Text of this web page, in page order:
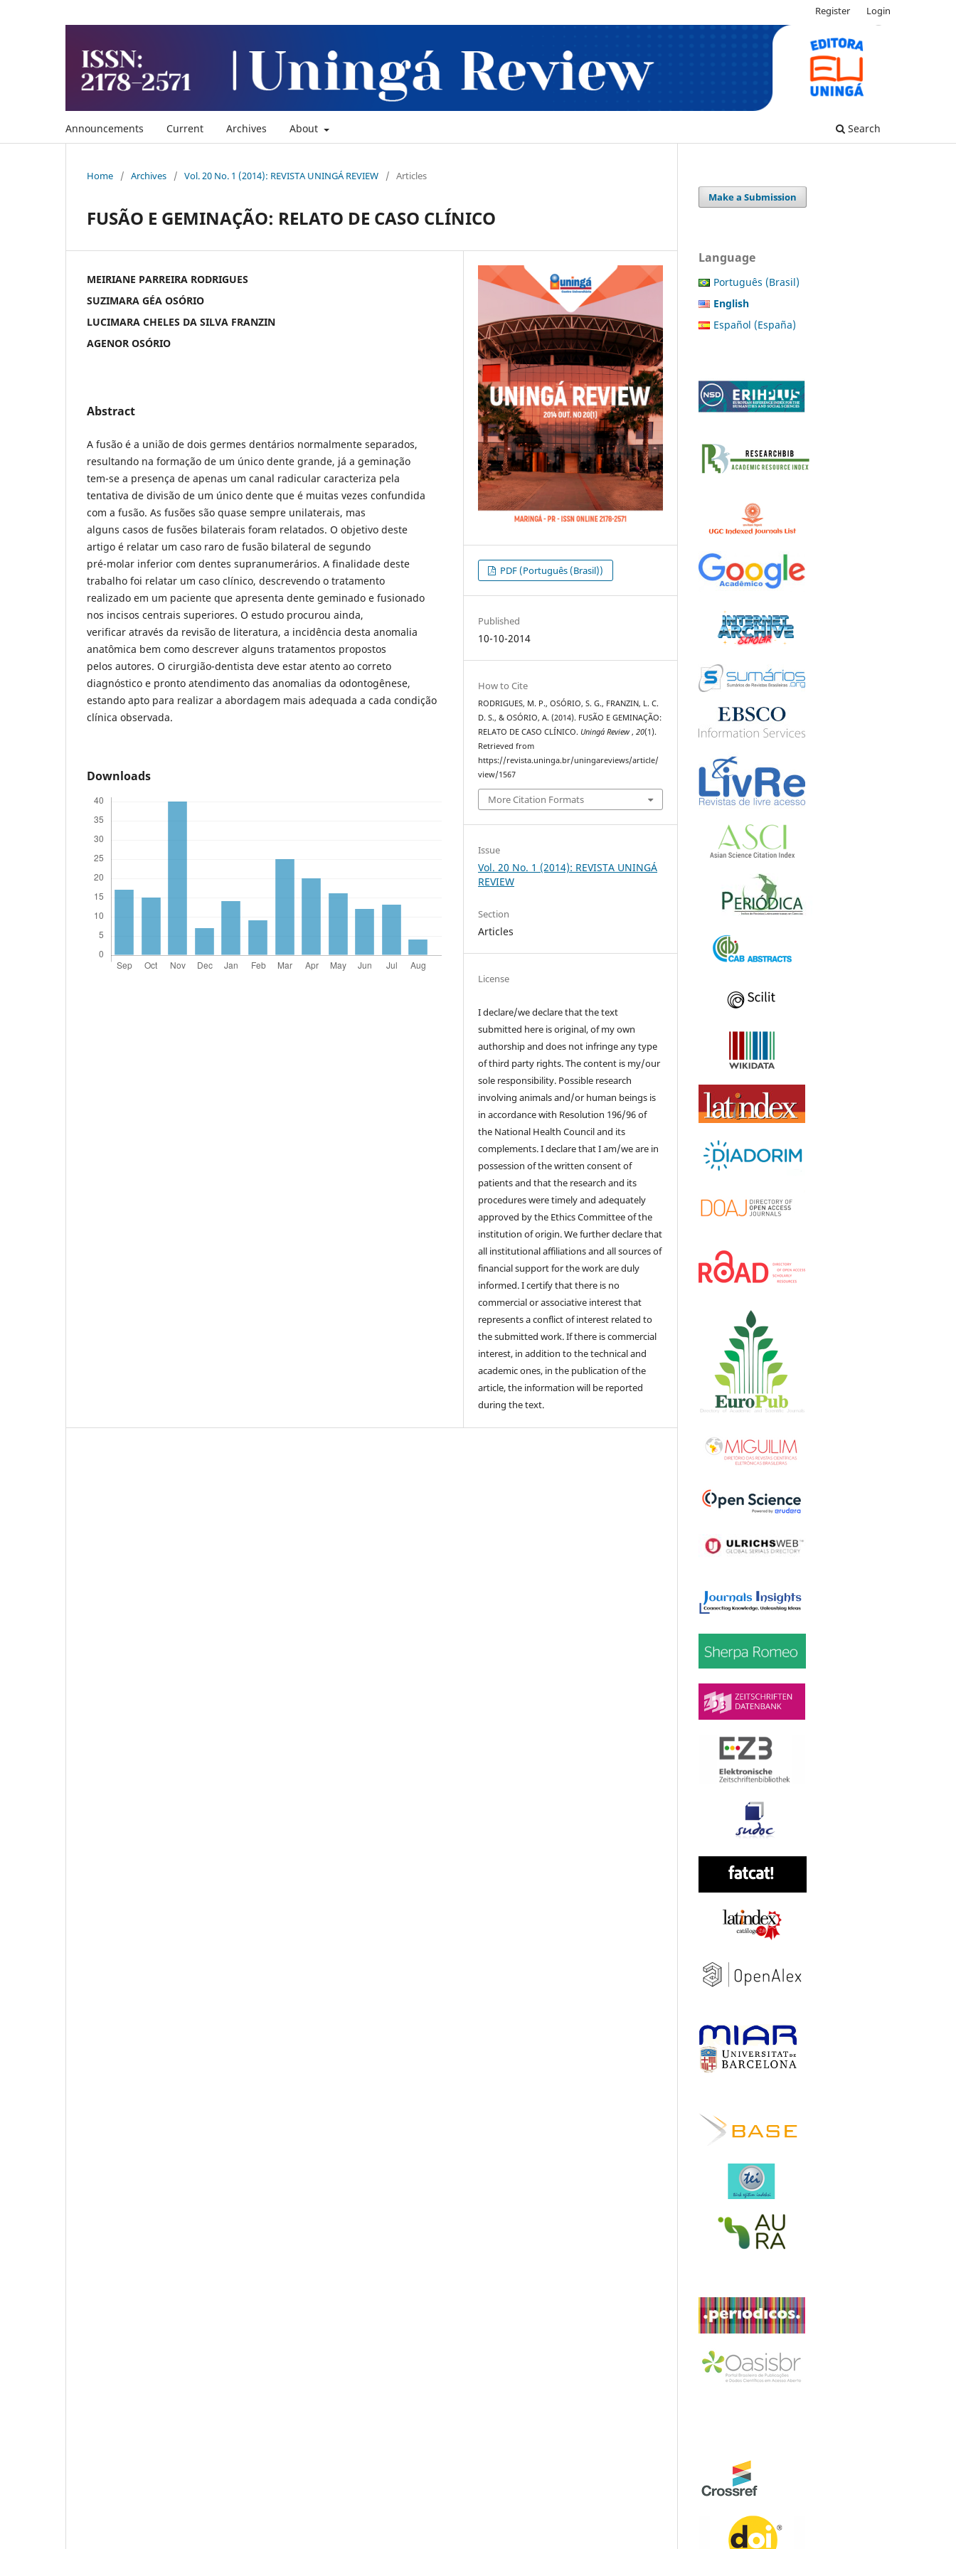
Announcements Current Archives About Search
Register Login
Home / Archives / Vol. 20 No. 1 (2014): REVISTA UNINGÁ REVIEW / Articles
FUSÃO E GEMINAÇÃO: RELATO DE CASO CLÍNICO
MEIRIANE PARREIRA RODRIGUES
SUZIMARA GÉA OSÓRIO
LUCIMARA CHELES DA SILVA FRANZIN
AGENOR OSÓRIO
Abstract
A fusão é a união de dois germes dentários normalmente separados,
resultando na formação de um único dente grande, já a geminação
tem-se a presença de apenas um canal radicular caracteriza pela
tentativa de divisão de um único dente que é muitas vezes confundida
com a fusão. As fusões são quase sempre unilaterais, mas
alguns casos de fusões bilaterais foram relatados. O objetivo deste
artigo é relatar um caso raro de fusão bilateral de segundo
pré-molar inferior com dentes supranumerários. A finalidade deste
trabalho foi relatar um caso clínico, descrevendo o tratamento
realizado em um paciente que apresenta dente geminado e fusionado
nos incisos centrais superiores. O estudo procurou ainda,
verificar através da revisão de literatura, a incidência desta anomalia
anatômica bem como descrever alguns tratamentos propostos
pelos autores. O cirurgião-dentista deve estar atento ao correto
diagnóstico e pronto atendimento das anomalias da odontogênese,
estando apto para realizar a abordagem mais adequada a cada condição
clínica observada.
Downloads
PDF (Português (Brasil))
Published
10-10-2014
How to Cite
RODRIGUES, M. P., OSÓRIO, S. G., FRANZIN, L. C.
D. S., & OSÓRIO, A. (2014). FUSÃO E GEMINAÇÃO:
RELATO DE CASO CLÍNICO. Uningá Review ,20(1).
Retrieved from
https://revista.uninga.br/uningareviews/article/
view/1567
More Citation Formats
Issue
Vol. 20 No. 1 (2014): REVISTA UNINGÁ
REVIEW
Section
Articles
License
I declare/we declare that the text
submitted here is original, of my own
authorship and does not infringe any type
of third party rights. The content is my/our
sole responsibility. Possible research
involving animals and/or human beings is
in accordance with Resolution 196/96 of
the National Health Council and its
complements. I declare that I am/we are in
possession of the written consent of
patients and that the research and its
procedures were timely and adequately
approved by the Ethics Committee of the
institution of origin. We further declare that
all institutional affiliations and all sources of
financial support for the work are duly
informed. I certify that there is no
commercial or associative interest that
represents a conflict of interest related to
the submitted work. If there is commercial
interest, in addition to the technical and
academic ones, in the publication of the
article, the information will be reported
during the text.
Make a Submission
Language
Português (Brasil)
English
Español (España)